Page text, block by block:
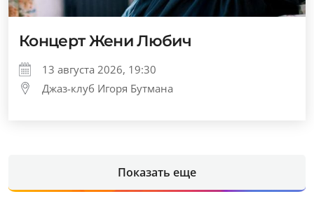
Концерт Жени Любич
13 августа 2026, 19:30
Джаз-клуб Игоря Бутмана
Показать еще